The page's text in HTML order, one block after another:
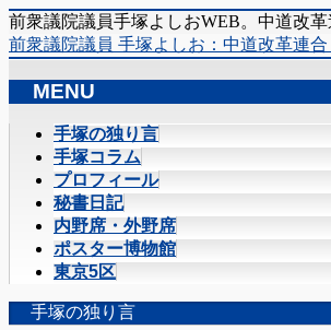
前衆議院議員手塚よしおWEB。中道改
前衆議院議員 手塚よしお：中道改革連
MENU
手塚の独り言
手塚コラム
プロフィール
秘書日記
内野席・外野席
ポスター博物館
東京5区
手塚の独り言